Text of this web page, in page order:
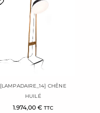
[LAMPADAIRE_14] CHÊNE
HUILÉ
1.974,00€ TTC